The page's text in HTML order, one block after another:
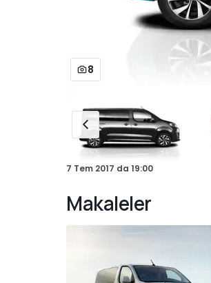
8
7 Tem 2017 da 19:00
Makaleler